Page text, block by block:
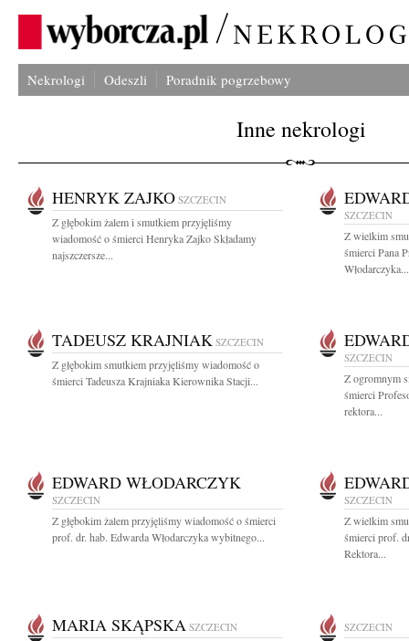
Nekrologi Odeszli Poradnik pogrzebowy
Inne nekrologi
HENRYK ZAJKO SZCZECIN
Z głębokim żalem i smutkiem przyjęliśmy
wiadomość o śmierci Henryka Zajko Składamy
najszczersze...
SZCZECIN
Z wielkim
śmierci Pana
Włodarczyka...
TADEUSZ KRAJNIAK SZCZECIN
Z głębokim smutkiem przyjęliśmy wiadomość o
śmierci Tadeusza Krajniaka Kierownika Stacji...
SZCZECIN
Z ogromnym
śmierci
rektora...
EDWARD WŁODARCZYK
SZCZECIN
Z głębokim żalem przyjęliśmy wiadomość o śmierci
prof. dr. hab. Edwarda Włodarczyka wybitnego...
SZCZECIN
Z wielkim
śmierci prof.
Rektora...
MARIA SKĄPSKA SZCZECIN SZCZECIN